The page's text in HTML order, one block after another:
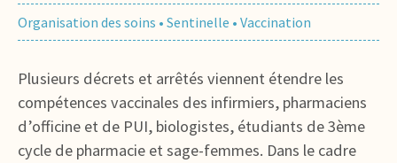
Organisation des soins • Sentinelle • Vaccination
Plusieurs décrets et arrêtés viennent étendre les
compétences vaccinales des infirmiers, pharmaciens
d’officine et de PUI, biologistes, étudiants de 3ème
cycle de pharmacie et sage-femmes. Dans le cadre